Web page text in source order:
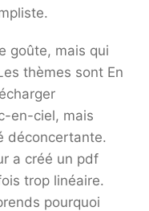
goûte, mais qui
thèmes sont En
en-ciel, mais
déconcertante.
a créé un pdf
trop linéaire.
pourquoi